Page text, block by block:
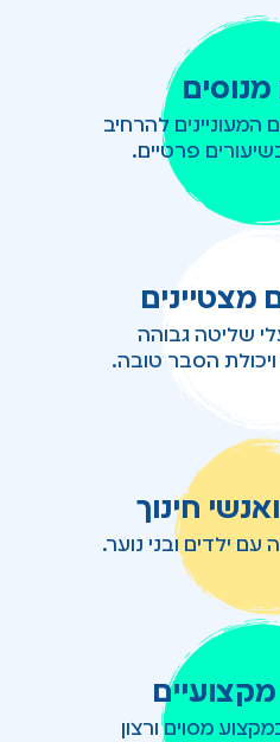
מנוסים
המעוניינים להרחיב
פרטיים.
מצטיינים
שליטה גבוהה
הסבר טובה.
חינוך
עם ילדים ובני נוער.
מסוים ורצון